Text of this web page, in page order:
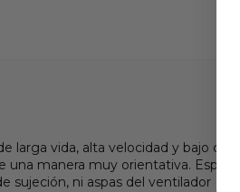
larga vida, alta velocidad y bajo
una manera muy orientativa.
sujeción, ni aspas del ventilador